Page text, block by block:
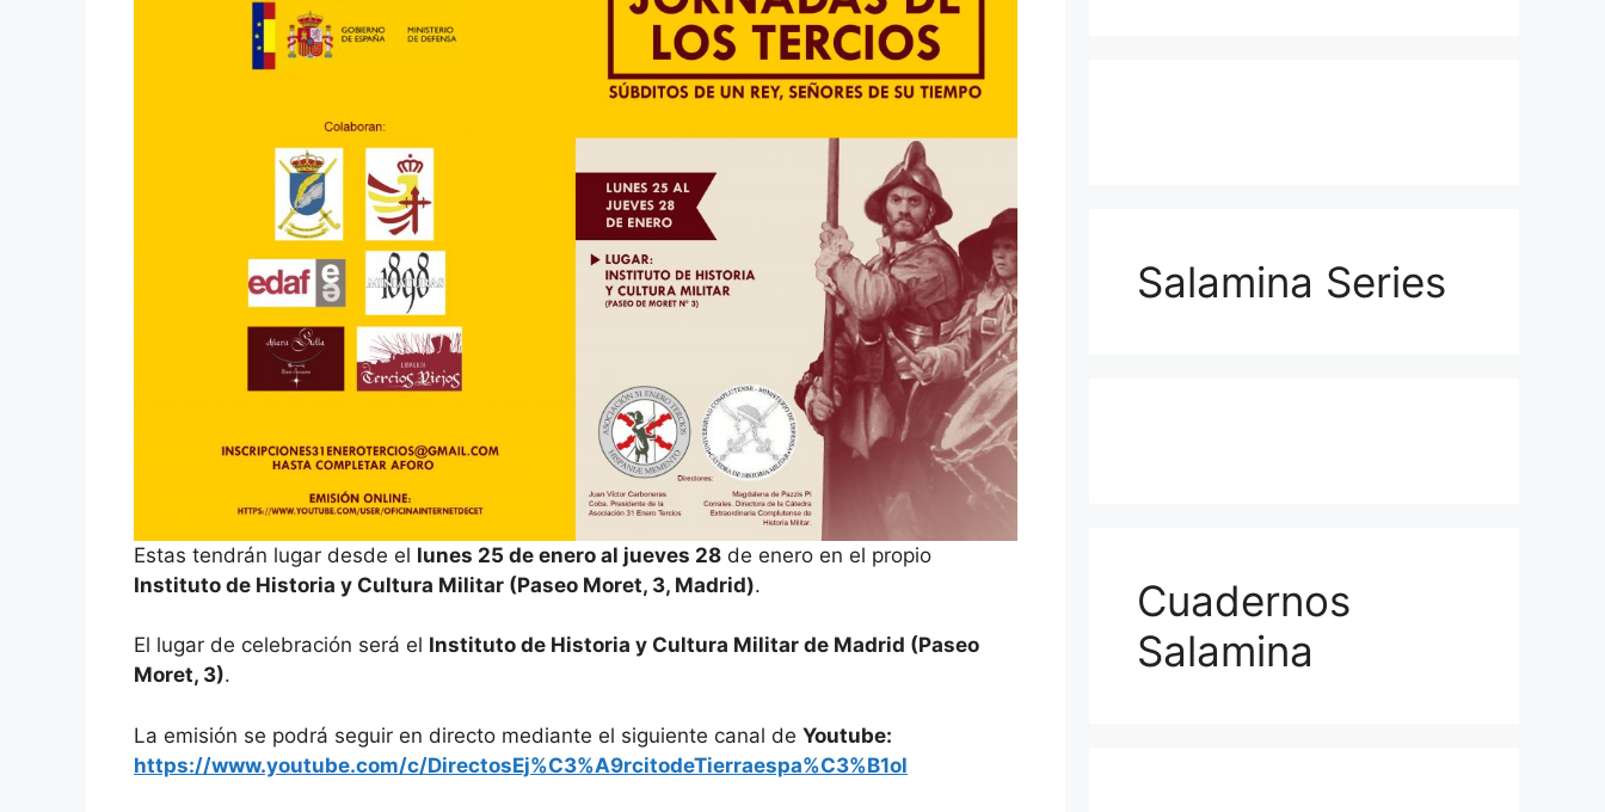
Estas tendrán lugar desde el lunes 25 de enero al jueves 28 de enero en el propio
Instituto de Historia y Cultura Militar (Paseo Moret, 3, Madrid).
El lugar de celebración será el Instituto de Historia y Cultura Militar de Madrid (Paseo
Moret, 3).
La emisión se podrá seguir en directo mediante el siguiente canal de Youtube:
https://www.youtube.com/c/DirectosEj%C3%A9rcitodeTierraespa%C3%B1ol
Salamina Series
Cuadernos
Salamina